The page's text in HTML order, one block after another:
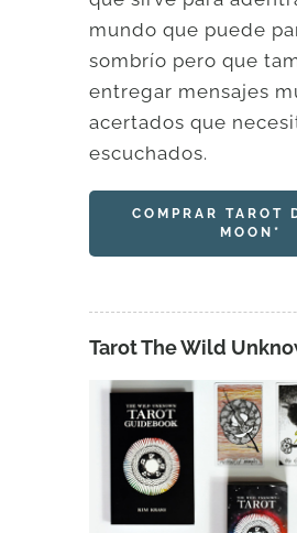
mundo que puede
sombrío pero que
entregar mensajes
acertados que
escuchados.
COMPRAR TAROT
MOON*
Tarot The Wild